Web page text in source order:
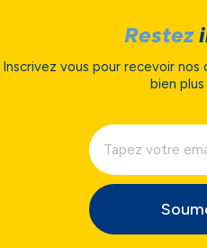
Restez
Inscrivez vous pour recevoir
bien